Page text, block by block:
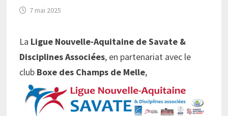
7 mai 2025
La Ligue Nouvelle-Aquitaine de Savate &
Disciplines Associées, en partenariat avec le
club Boxe des Champs de Melle,